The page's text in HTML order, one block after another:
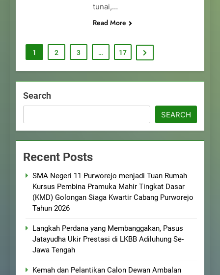
tunai,…
Read More
1 2 3 … 17
Search
SEARCH
Recent Posts
SMA Negeri 11 Purworejo menjadi Tuan Rumah
Kursus Pembina Pramuka Mahir Tingkat Dasar
(KMD) Golongan Siaga Kwartir Cabang Purworejo
Tahun 2026
Langkah Perdana yang Membanggakan, Pasus
Jatayudha Ukir Prestasi di LKBB Adiluhung Se-
Jawa Tengah
Kemah dan Pelantikan Calon Dewan Ambalan